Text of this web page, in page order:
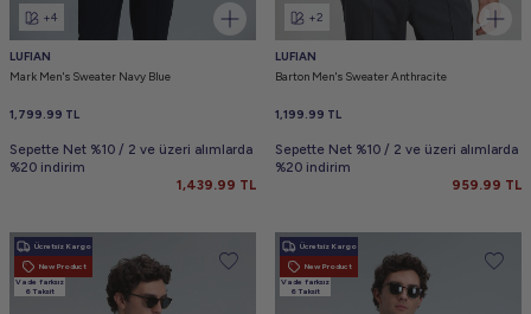
+4
LUFIAN
Mark Men's Sweater Navy Blue
1,799.99 TL
Sepette Net %10 / 2 ve üzeri alımlarda
%20 indirim
1,439.99 TL
+2
LUFIAN
Barton Men's Sweater Anthracite
1,199.99 TL
Sepette Net %10 / 2 ve üzeri alımlarda
%20 indirim
959.99 TL
Ücretsiz Kargo
New Product
Vade farksız
6 Taksit
Ücretsiz Kargo
New Product
Vade farksız
6 Taksit